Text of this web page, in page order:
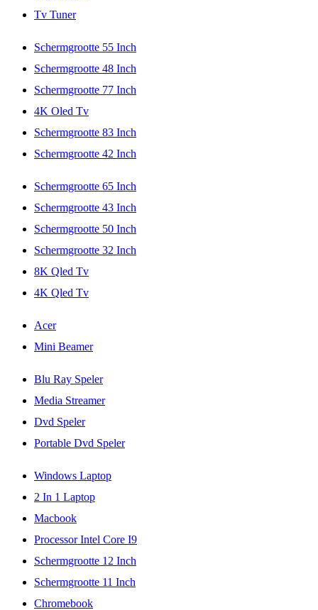
Tv Tuner
Schermgrootte 55 Inch
Schermgrootte 48 Inch
Schermgrootte 77 Inch
4K Oled Tv
Schermgrootte 83 Inch
Schermgrootte 42 Inch
Schermgrootte 65 Inch
Schermgrootte 43 Inch
Schermgrootte 50 Inch
Schermgrootte 32 Inch
8K Qled Tv
4K Qled Tv
Acer
Mini Beamer
Blu Ray Speler
Media Streamer
Dvd Speler
Portable Dvd Speler
Windows Laptop
2 In 1 Laptop
Macbook
Processor Intel Core I9
Schermgrootte 12 Inch
Schermgrootte 11 Inch
Chromebook